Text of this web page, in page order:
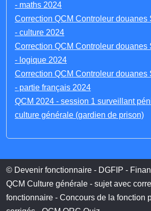
- maths 2024
Correction QCM Controleur douanes
- culture 2024
Correction QCM Controleur douanes
- logique 2024
Correction QCM Controleur douanes
- partie français 2024
QCM 2024 - session 1 surveillant
culture générale (gardien de prison)
© Devenir fonctionnaire - DGFIP -
QCM Culture générale - sujet avec
fonctionnaire - Concours de la fonction